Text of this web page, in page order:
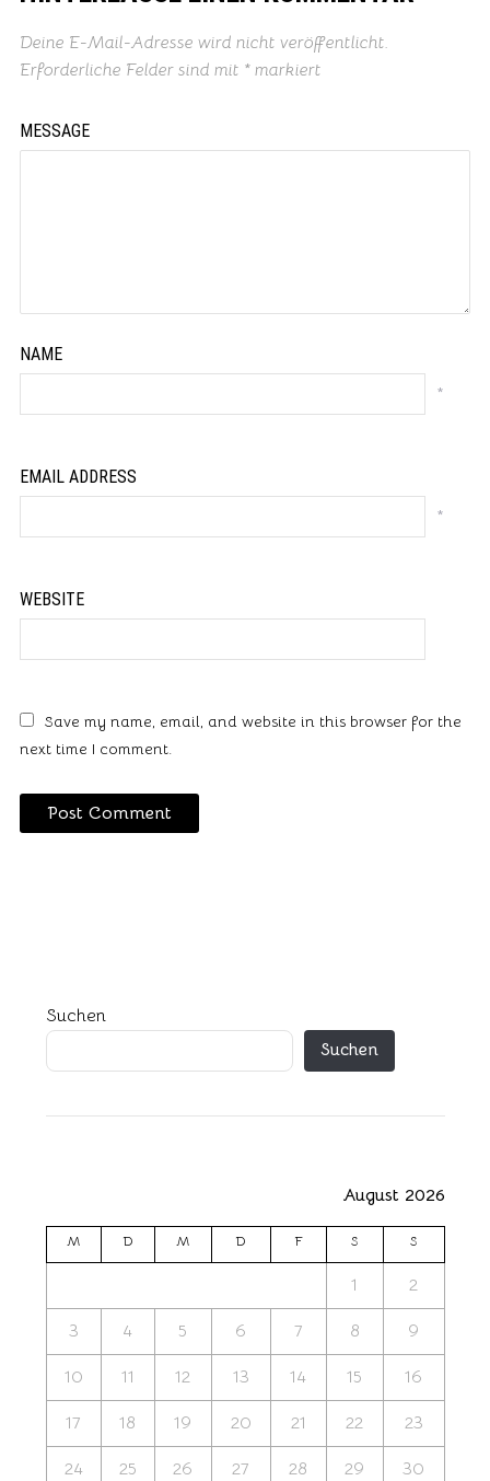
Deine E-Mail-Adresse wird nicht veröffentlicht.
Erforderliche Felder sind mit *markiert
MESSAGE
NAME
*
EMAIL ADDRESS
*
WEBSITE
Save my name, email, and website in this browser for the
next time I comment.
Suchen
Suchen
August 2026
M D M D F S S
1 2
3 4 5 6 7 8 9
10 11 12 13 14 15 16
17 18 19 20 21 22 23
24 25 26 27 28 29 30